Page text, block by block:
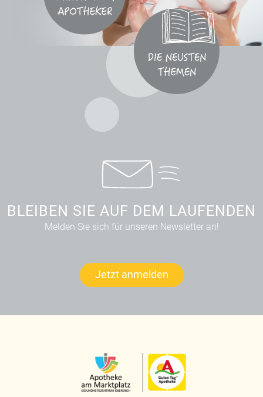
BLEIBEN SIE AUF DEM LAUFENDEN
Melden Sie sich für unseren Newsletter an!
Jetzt anmelden